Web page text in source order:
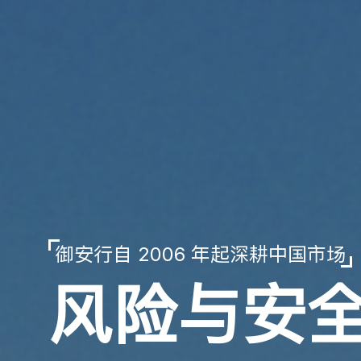
御安行自 2006 年起深耕中国市场
风险与安